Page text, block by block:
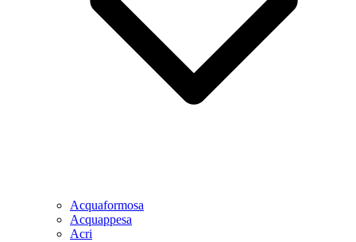
Acquaformosa
Acquappesa
Acri